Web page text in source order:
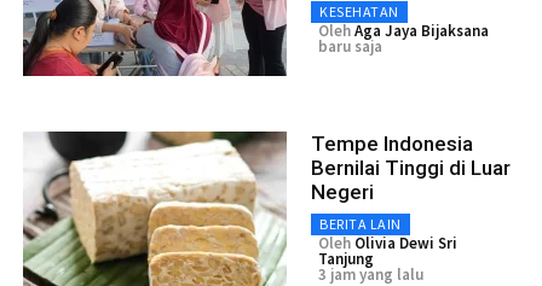
KESEHATAN
OlehAga Jaya Bijaksana
baru saja
Tempe Indonesia
Bernilai Tinggi di Luar
Negeri
BERITA LAIN
Oleh Olivia Dewi Sri
Tanjung
3 jam yang lalu